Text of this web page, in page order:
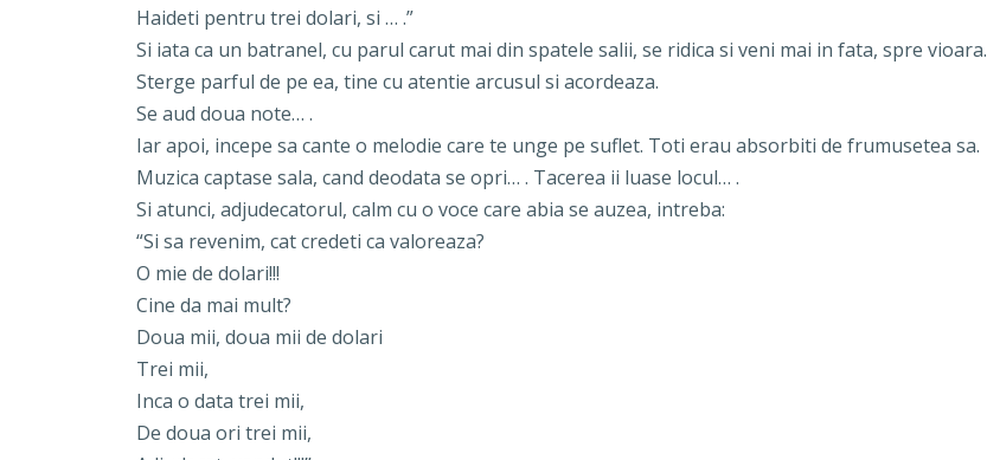
Haideti pentru trei dolari, si … .”
Si iata ca un batranel, cu parul carut mai din spatele salii, se ridica si veni mai in fata, spre vioara.
Sterge parful de pe ea, tine cu atentie arcusul si acordeaza.
Se aud doua note… .
Iar apoi, incepe sa cante o melodie care te unge pe suflet. Toti erau absorbiti de frumusetea sa.
Muzica captase sala, cand deodata se opri… . Tacerea ii luase locul… .
Si atunci, adjudecatorul, calm cu o voce care abia se auzea, intreba:
“Si sa revenim, cat credeti ca valoreaza?
O mie de dolari!!!
Cine da mai mult?
Doua mii, doua mii de dolari
Trei mii,
Inca o data trei mii,
De doua ori trei mii,